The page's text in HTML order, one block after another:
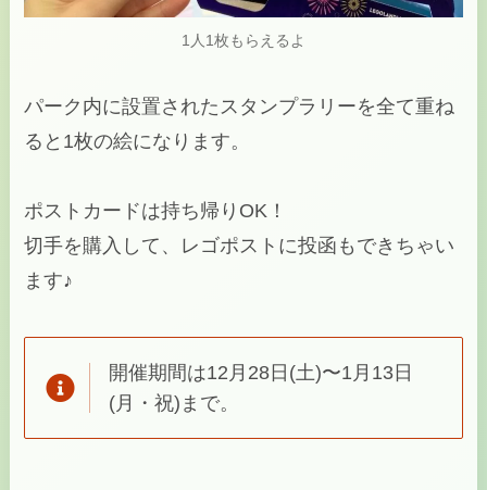
1人1枚もらえるよ
パーク内に設置されたスタンプラリーを全て重ね
ると1枚の絵になります。
ポストカードは持ち帰りOK！
切手を購入して、レゴポストに投函もできちゃい
ます♪
開催期間は12月28日(土)〜1月13日
(月・祝)まで。